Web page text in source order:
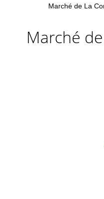
שוק לה קונדמין – Marché de